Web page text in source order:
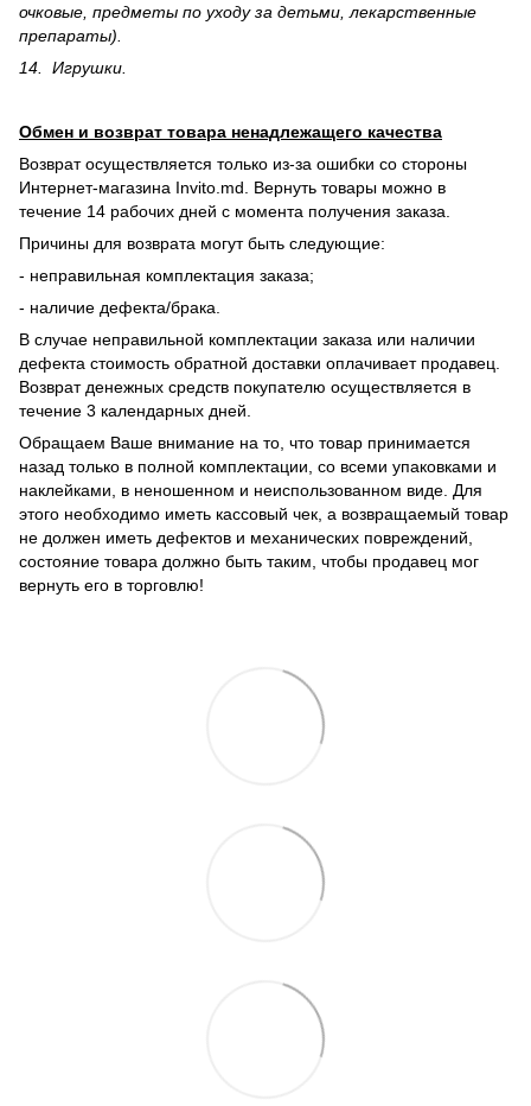
очковые, предметы по уходу за детьми, лекарственные
препараты).
14. Игрушки.
Обмен и возврат товара ненадлежащего качества
Возврат осуществляется только из-за ошибки со стороны
Интернет-магазина Invito.md. Вернуть товары можно в
течение 14 рабочих дней с момента получения заказа.
Причины для возврата могут быть следующие:
- неправильная комплектация заказа;
- наличие дефекта/брака.
В случае неправильной комплектации заказа или наличии
дефекта стоимость обратной доставки оплачивает продавец.
Возврат денежных средств покупателю осуществляется в
течение 3 календарных дней.
Обращаем Ваше внимание на то, что товар принимается
назад только в полной комплектации, со всеми упаковками и
наклейками, в неношенном и неиспользованном виде. Для
этого необходимо иметь кассовый чек, а возвращаемый товар
не должен иметь дефектов и механических повреждений,
состояние товара должно быть таким, чтобы продавец мог
вернуть его в торговлю!